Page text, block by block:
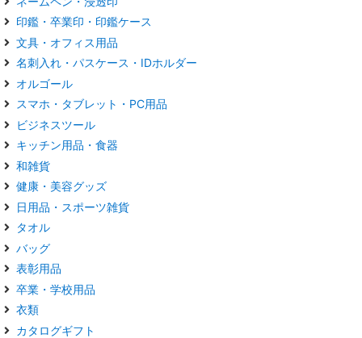
印鑑・卒業印・印鑑ケース
文具・オフィス用品
名刺入れ・パスケース・IDホルダー
オルゴール
スマホ・タブレット・PC用品
ビジネスツール
キッチン用品・食器
和雑貨
健康・美容グッズ
日用品・スポーツ雑貨
タオル
バッグ
表彰用品
卒業・学校用品
衣類
カタログギフト